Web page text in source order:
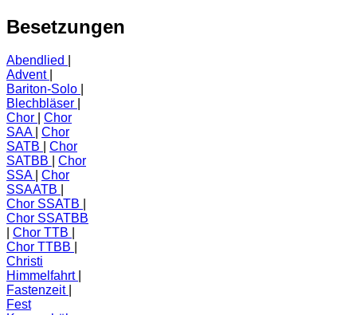
Besetzungen
Abendlied
Advent
Bariton-Solo
Blechbläser
Chor
Chor
SAA
Chor
SATB
Chor
SATBB
Chor
SSA
Chor
SSAATB
Chor SSATB
Chor SSATBB
Chor TTB
Chor TTBB
Christi
Himmelfahrt
Fastenzeit
Fest